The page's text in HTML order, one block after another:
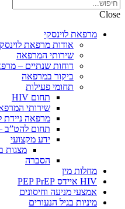
Close
מרפאת לוינסקי
אודות מרפאת
שירותי המרפאה
דוחות שנתיים –
ביקור במרפאה
תחומי פעילות
תחום HIV
שירותי
מרפאה ניידת
תחום להט”ב
ידע מקצועי
מצגות
הסברה
מחלות מין
HIV איידס PEP PrEP
אמצעי מניעה וחיסונים
מיניות בגיל הנעורים